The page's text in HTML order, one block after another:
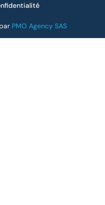
PMO Agency SAS